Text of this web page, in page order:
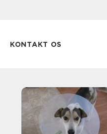
KONTAKT OS